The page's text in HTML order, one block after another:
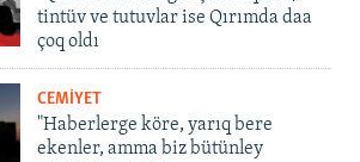
tintüv ve tutuvlar ise Qırımda daa
çoq oldı
CEMİYET
"Haberlerge köre, yarıq bere
ekenler, amma biz bütünley